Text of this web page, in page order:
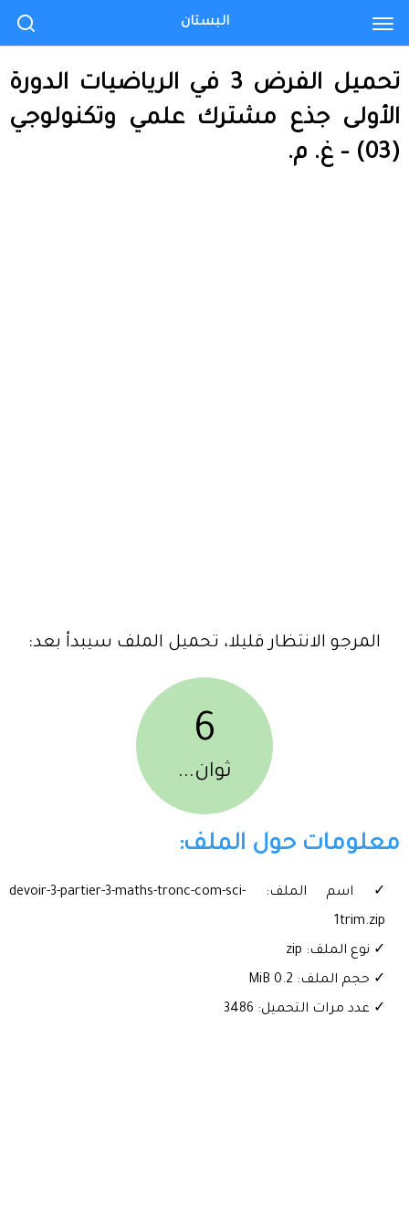
تحميل الفرض 3 في الرياضيات الدورة
الأولى جذع مشترك علمي وتكنولوجي
(03) – غ. م.
المرجو الانتظار قليلا، تحميل الملف سيبدأ بعد:
6
ثوان...
معلومات حول الملف:
✓ اسم الملف: devoir-3-partier-3-maths-tronc-com-sci-
1trim.zip
✓ نوع الملف: zip
✓ حجم الملف: 0.2 MiB
✓ عدد مرات التحميل: 3486
البستان